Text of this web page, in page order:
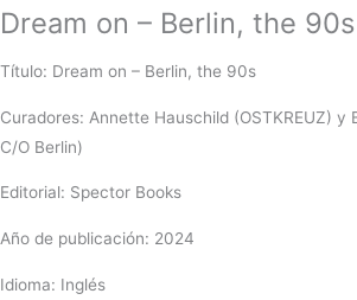
Dream on – Berlin, the 90s
Título: Dream on – Berlin, the 90s
Curadores: Annette Hauschild (OSTKREUZ) y
C/O Berlin)
Editorial: Spector Books
Año de publicación: 2024
Idioma: Inglés